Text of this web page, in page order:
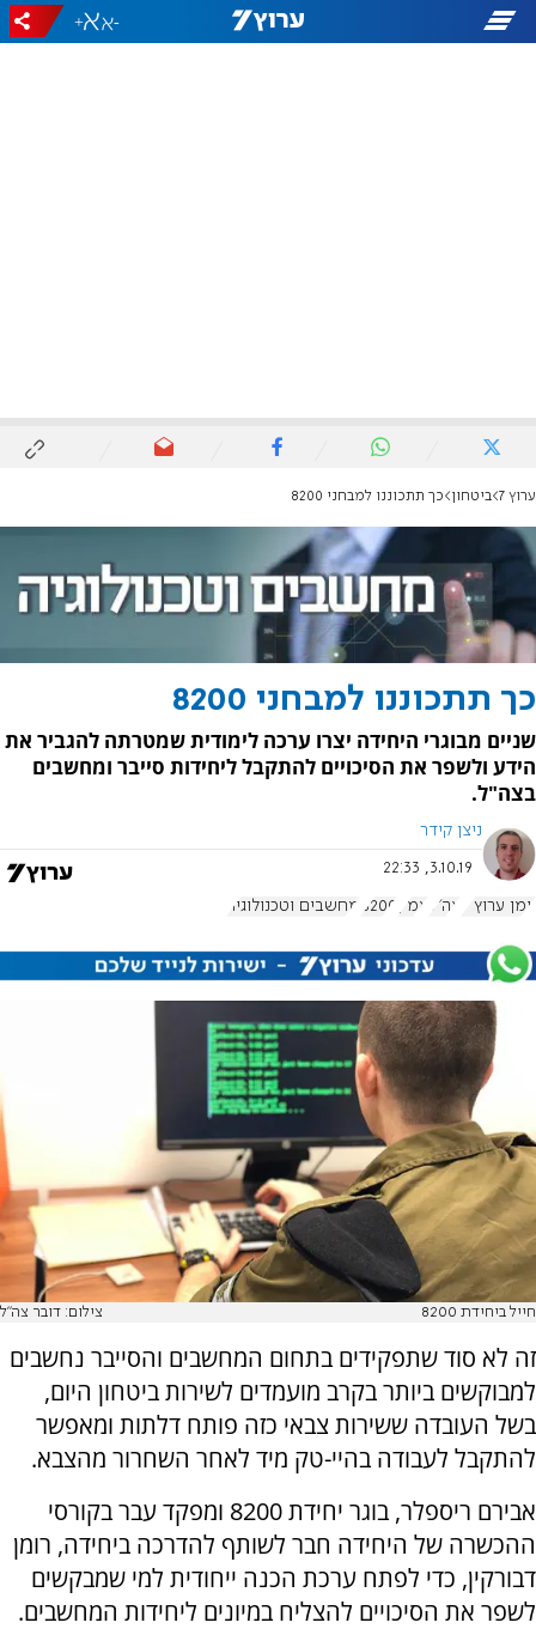
-
+
ערוץ 7 ביטחון כך תתכוננו למבחני 8200
כך תתכוננו למבחני 8200
שניים מבוגרי היחידה יצרו ערכה לימודית שמטרתה להגביר את
הידע ולשפר את הסיכויים להתקבל ליחידות סייבר ומחשבים
בצה"ל.
ניצן קידר
3.10.19, 22:33
יומן ערוץ 7 צה"ל אמ"ן 8200 מחשבים וטכנולוגיה
חייל ביחידת 8200 צילום: דובר צה"ל
זה לא סוד שתפקידים בתחום המחשבים והסייבר נחשבים
למבוקשים ביותר בקרב מועמדים לשירות ביטחון היום,
בשל העובדה ששירות צבאי כזה פותח דלתות ומאפשר
להתקבל לעבודה בהיי-טק מיד לאחר השחרור מהצבא.
אבירם ריספלר, בוגר יחידת 8200 ומפקד עבר בקורסי
ההכשרה של היחידה חבר לשותף להדרכה ביחידה, רומן
דבורקין, כדי לפתח ערכת הכנה ייחודית למי שמבקשים
לשפר את הסיכויים להצליח במיונים ליחידות המחשבים.